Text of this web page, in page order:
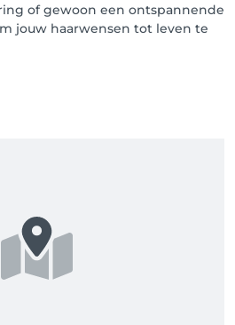
of gewoon een ontspannende
jouw haarwensen tot leven te